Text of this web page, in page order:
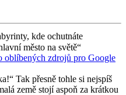
kde ochutnáte
město na světě“
oblíbených zdrojů pro Google
Tak přesně tohle si nejspíš
země stojí aspoň za krátkou